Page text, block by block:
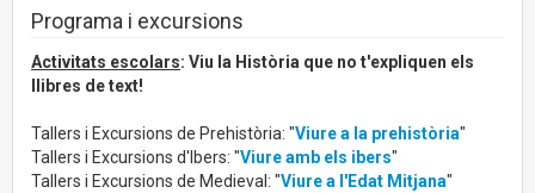
Programa i excursions
Activitats escolars: Viu la Història que no t'expliquen els
llibres de text!
Tallers i Excursions de Prehistòria: "Viure a la prehistòria"
Tallers i Excursions d'Ibers: "Viure amb els ibers"
Tallers i Excursions de Medieval: "Viure a l'Edat Mitjana"